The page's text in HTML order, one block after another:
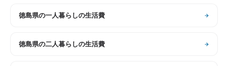
徳島県の一人暮らしの生活費
徳島県の二人暮らしの生活費